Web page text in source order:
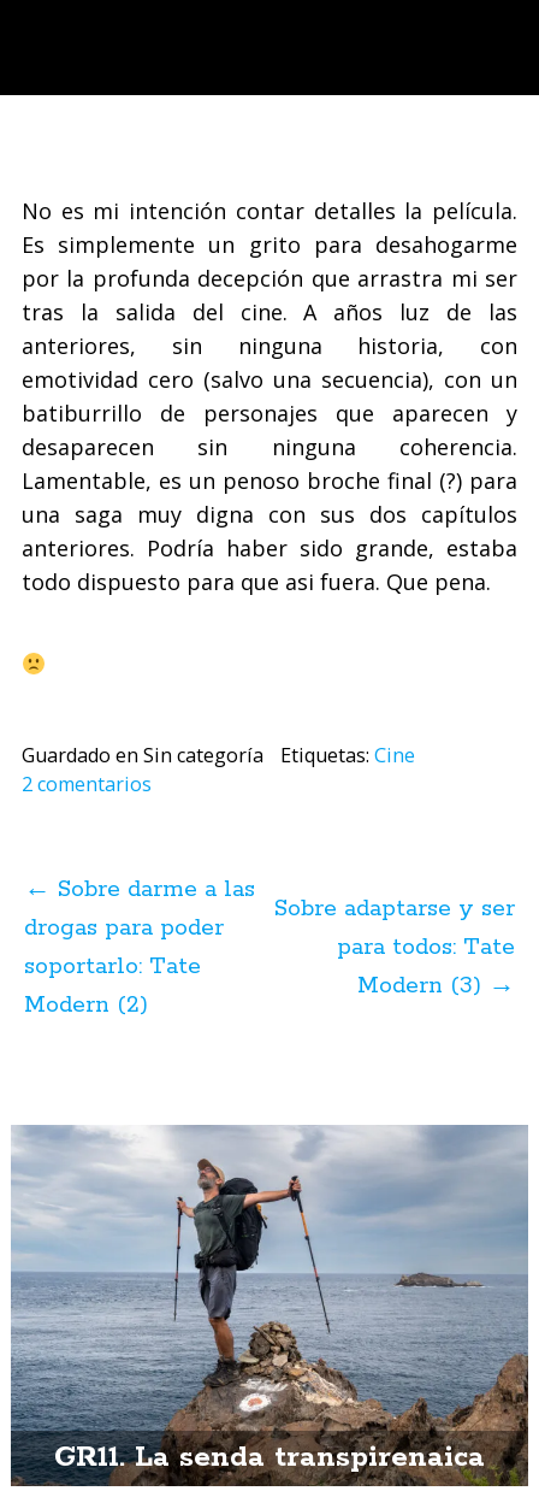
No es mi intención contar detalles la película.
Es simplemente un grito para desahogarme
por la profunda decepción que arrastra mi ser
tras la salida del cine. A años luz de las
anteriores, sin ninguna historia, con
emotividad cero (salvo una secuencia), con un
batiburrillo de personajes que aparecen y
desaparecen sin ninguna coherencia.
Lamentable, es un penoso broche final (?) para
una saga muy digna con sus dos capítulos
anteriores. Podría haber sido grande, estaba
todo dispuesto para que asi fuera. Que pena.
Guardado en Sin categoría Etiquetas: Cine
2 comentarios
← Sobre darme a las
drogas para poder
soportarlo: Tate
Modern (2)
Sobre adaptarse y ser
para todos: Tate
Modern (3) →
GR11. La senda transpirenaica